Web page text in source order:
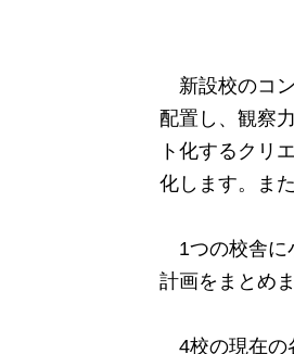
新設校のコ
配置し、観察
ト化するクリ
化します。ま
1つの校舎に
計画をまとめま
4校の現在の